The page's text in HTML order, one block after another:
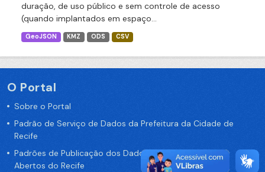
duração, de uso público e sem controle de acesso
(quando implantados em espaço...
GeoJSON KMZ ODS CSV
O Portal
Sobre o Portal
Padrão de Serviço de Dados da Prefeitura da Cidade de
Recife
Padrões de Publicação dos Dados no Portal de Dados
Abertos do Recife